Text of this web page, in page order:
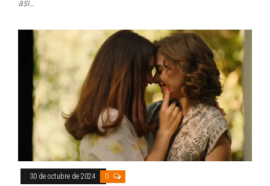
así…
30 de octubre de 2024 0